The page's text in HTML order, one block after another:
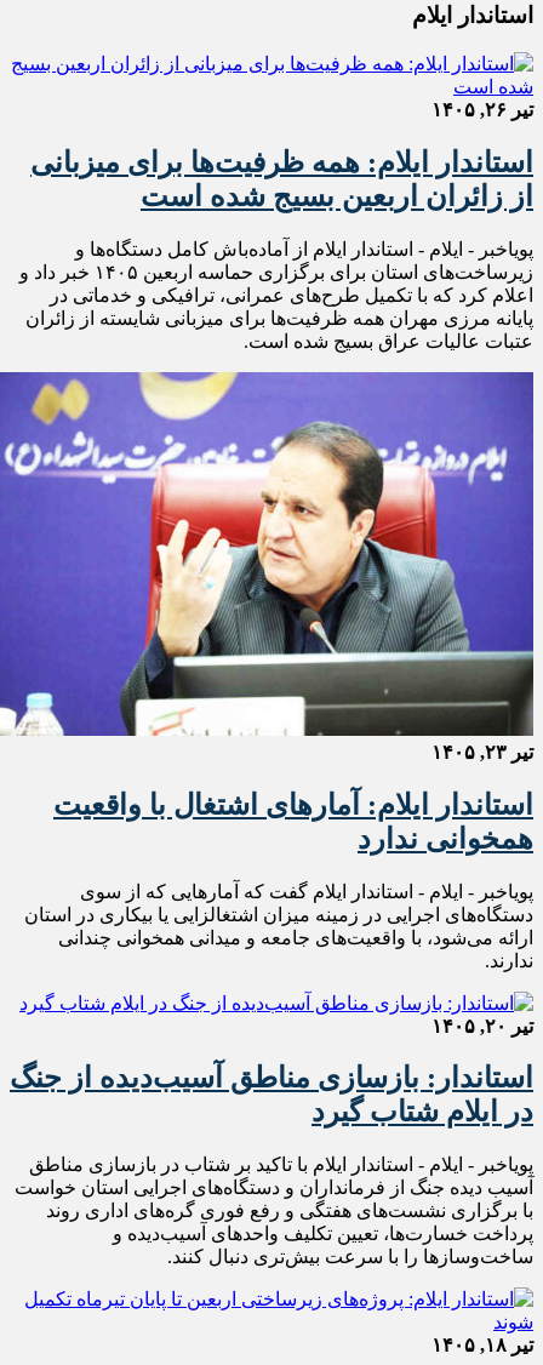
استاندار ایلام
تیر ۲۶, ۱۴۰۵
استاندار ایلام: همه ظرفیت‌ها برای میزبانی
از زائران اربعین بسیج شده است
پویاخبر - ایلام - استاندار ایلام از آماده‌باش کامل دستگاه‌ها و
زیرساخت‌های استان برای برگزاری حماسه اربعین ۱۴۰۵ خبر داد و
اعلام کرد که با تکمیل طرح‌های عمرانی، ترافیکی و خدماتی در
پایانه مرزی مهران همه ظرفیت‌ها برای میزبانی شایسته از زائران
عتبات عالیات عراق بسیج شده است.
تیر ۲۳, ۱۴۰۵
استاندار ایلام: آمارهای اشتغال با واقعیت‌
همخوانی ندارد
پویاخبر - ایلام - استاندار ایلام گفت که آمارهایی که از سوی
دستگاه‌های اجرایی در زمینه میزان اشتغالزایی یا بیکاری در استان
ارائه می‌شود، با واقعیت‌های جامعه و میدانی همخوانی چندانی
ندارند.
تیر ۲۰, ۱۴۰۵
استاندار: بازسازی مناطق آسیب‌دیده از جنگ
در ایلام شتاب گیرد
پویاخبر - ایلام - استاندار ایلام با تاکید بر شتاب در بازسازی مناطق
آسیب‌ دیده جنگ از فرمانداران و دستگاه‌های اجرایی استان خواست
با برگزاری نشست‌های هفتگی و رفع فوری گره‌های اداری روند
پرداخت خسارت‌ها، تعیین تکلیف واحدهای آسیب‌دیده و
ساخت‌وسازها را با سرعت بیش‌تری دنبال کنند.
تیر ۱۸, ۱۴۰۵